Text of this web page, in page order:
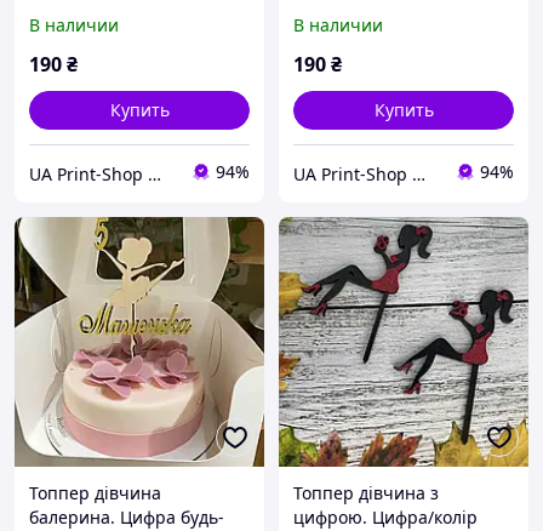
В наличии
190₴
Купить
UA Print-Shop ​💙💛 94%
В наличии
190₴
Купить
UA Print-Shop ​💙💛 94%
Топпер дівчина
балерина. Цифра будь-
Топпер дівчина з
цифрою. Цифра/колір